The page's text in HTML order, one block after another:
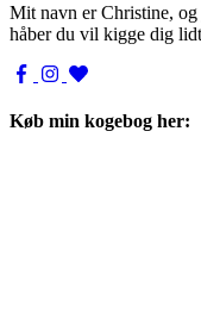
Mit navn er Christine,
håber du vil kigge dig
Køb min kogebog her: